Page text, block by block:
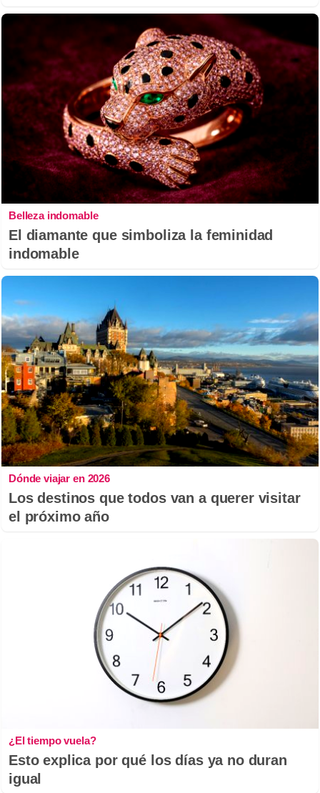
Belleza indomable
El diamante que simboliza la feminidad
indomable
Dónde viajar en 2026
Los destinos que todos van a querer visitar
el próximo año
¿El tiempo vuela?
Esto explica por qué los días ya no duran
igual